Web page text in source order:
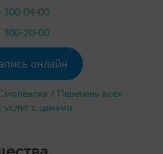
300-04-00
300-20-00
онлайн
/
Перечень всех
с ценами